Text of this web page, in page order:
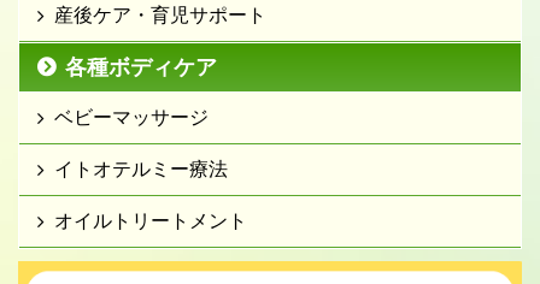
産後ケア・育児サポート
各種ボディケア
ベビーマッサージ
イトオテルミー療法
オイルトリートメント